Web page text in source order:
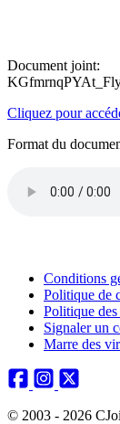
Document joint:
Cliquez pour
Format du
Conditions
Politique de
Politique
Signaler un
Marre des
© 2003 - 2026